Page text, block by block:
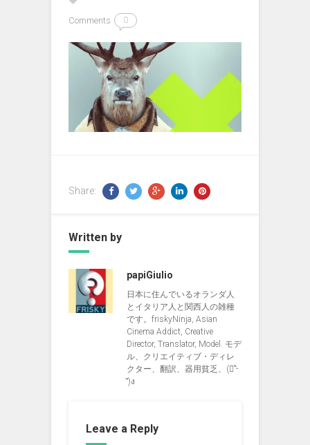
Comments 0
Share:
Written by
papiGiulio
日本に住んでいるオランダ人
とイタリア人と関西人の雑種
です。friskyNinja, Asian
Cinema Addict, Creative
Director, Translator, Model. モデ
ル、クリエイティブ・ディレ
クター、翻訳、器用貧乏、(ง︡'-
'︠)ง
Leave a Reply